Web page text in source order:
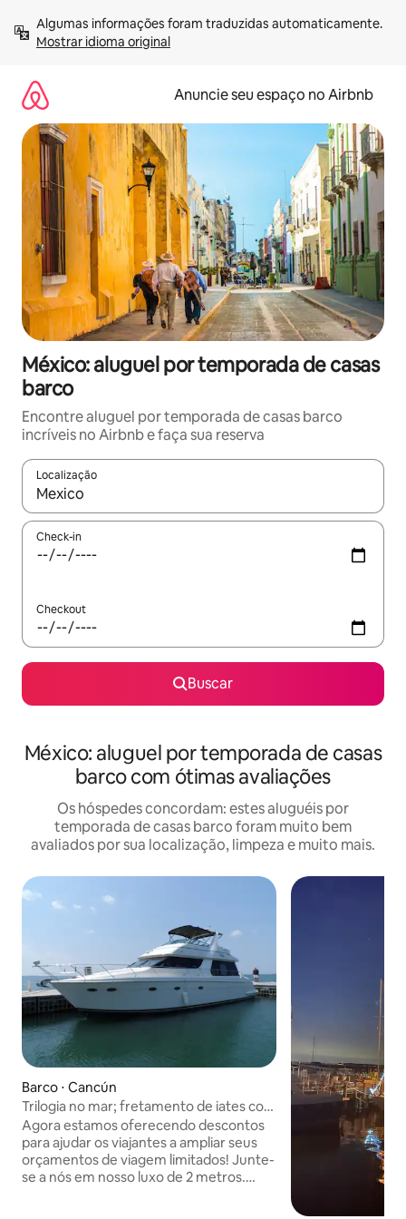
para
Mostrar idioma original
Anuncie seu espaço no Airbnb
México: aluguel por temporada de casas
barco
Encontre aluguel por temporada de casas barco
incríveis no Airbnb e faça sua reserva
Localização
Quando os resultados estiverem disponíveis, explore-os
Check-in
Checkout
Buscar
México: aluguel por temporada de casas
barco com ótimas avaliações
Os hóspedes concordam: estes aluguéis por
temporada de casas barco foram muito bem
avaliados por sua localização, limpeza e muito mais.
Barco ⋅ Cancún
Trilogia no mar; fretamento de iates com
desconto
Agora estamos oferecendo descontos
para ajudar os viajantes a ampliar seus
orçamentos de viagem limitados! Junte-
se a nós em nosso luxo de 2 metros.